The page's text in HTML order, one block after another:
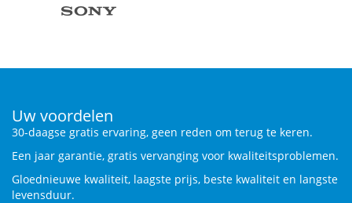
Uw voordelen
30-daagse gratis ervaring, geen reden om terug te keren.
Een jaar garantie, gratis vervanging voor kwaliteitsproblemen.
Gloednieuwe kwaliteit, laagste prijs, beste kwaliteit en langste
levensduur.